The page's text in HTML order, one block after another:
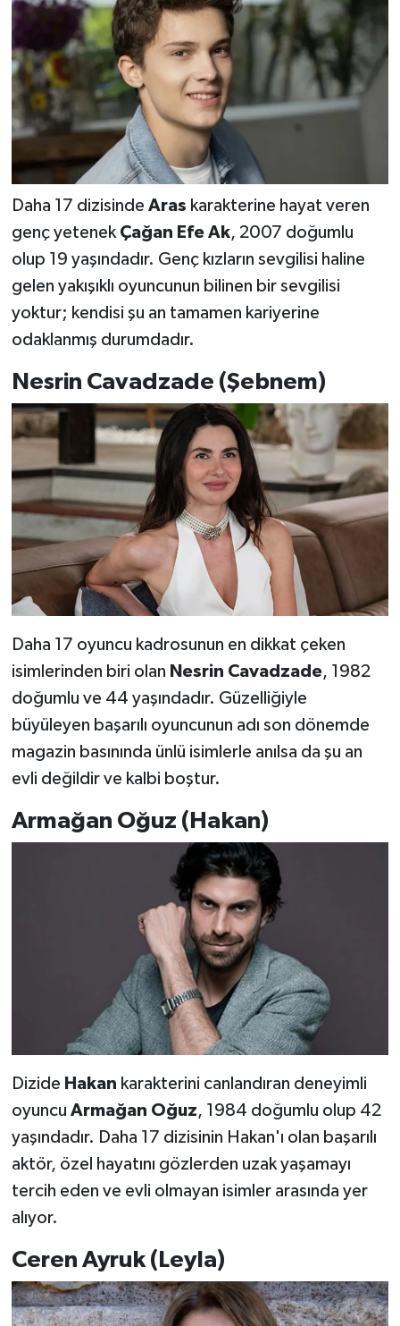
Daha 17 dizisinde Aras karakterine hayat veren
genç yetenek Çağan Efe Ak, 2007 doğumlu
olup 19 yaşındadır. Genç kızların sevgilisi haline
gelen yakışıklı oyuncunun bilinen bir sevgilisi
yoktur; kendisi şu an tamamen kariyerine
odaklanmış durumdadır.
Nesrin Cavadzade (Şebnem)
Daha 17 oyuncu kadrosunun en dikkat çeken
isimlerinden biri olan Nesrin Cavadzade, 1982
doğumlu ve 44 yaşındadır. Güzelliğiyle
büyüleyen başarılı oyuncunun adı son dönemde
magazin basınında ünlü isimlerle anılsa da şu an
evli değildir ve kalbi boştur.
Armağan Oğuz (Hakan)
Dizide Hakan karakterini canlandıran deneyimli
oyuncu Armağan Oğuz, 1984 doğumlu olup 42
yaşındadır. Daha 17 dizisinin Hakan'ı olan başarılı
aktör, özel hayatını gözlerden uzak yaşamayı
tercih eden ve evli olmayan isimler arasında yer
alıyor.
Ceren Ayruk (Leyla)